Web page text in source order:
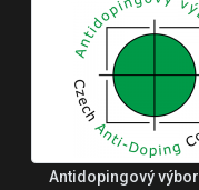
Antidopingový výbor